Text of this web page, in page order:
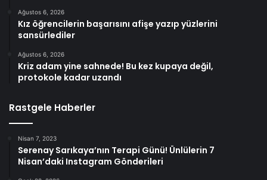
Ağustos 6, 2026
Kız öğrencilerin başarısını afişe yazıp yüzlerini
sansürlediler
Ağustos 6, 2026
Kriz adam yine sahnede! Bu kez kupaya değil,
protokole kadar uzandı
Rastgele Haberler
Nisan 7, 2023
Serenay Sarıkaya’nın Terapi Günü! Ünlülerin 7
Nisan’daki Instagram Gönderileri